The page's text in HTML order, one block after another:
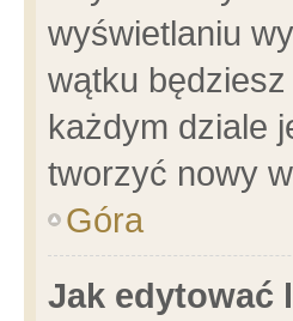
wyświetlaniu
wątku
każdym dziale
tworzyć nowy
Góra
Jak edytować